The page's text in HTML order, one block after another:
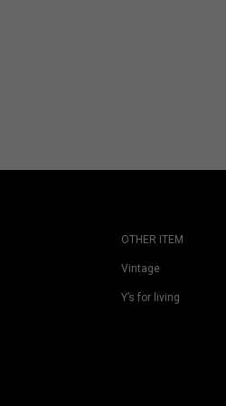
OTHER ITEM
Vintage
Y’s for living